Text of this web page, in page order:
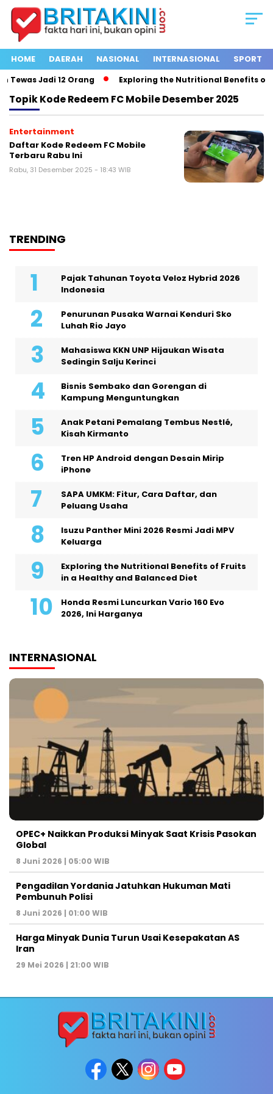
HOME DAERAH NASIONAL INTERNASIONAL SPORT
Jadi 12 Orang Exploring the Nutritional Benefits of
TopikKode Redeem FC Mobile Desember 2025
Entertainment
Daftar Kode Redeem FC Mobile
Terbaru Rabu Ini
Rabu, 31 Desember 2025 - 18:43 WIB
TRENDING
Pajak Tahunan Toyota Veloz Hybrid 2026
Indonesia
Penurunan Pusaka Warnai Kenduri Sko
Luhah Rio Jayo
Mahasiswa KKN UNP Hijaukan Wisata
Sedingin Salju Kerinci
Bisnis Sembako dan Gorengan di
Kampung Menguntungkan
Anak Petani Pemalang Tembus Nestlé,
Kisah Kirmanto
Tren HP Android dengan Desain Mirip
iPhone
SAPA UMKM: Fitur, Cara Daftar, dan
Peluang Usaha
Isuzu Panther Mini 2026 Resmi Jadi MPV
Keluarga
Exploring the Nutritional Benefits of Fruits
in a Healthy and Balanced Diet
Honda Resmi Luncurkan Vario 160 Evo
2026, Ini Harganya
INTERNASIONAL
OPEC+ Naikkan Produksi Minyak Saat Krisis Pasokan
Global
8 Juni 2026 | 05:00 WIB
Pengadilan Yordania Jatuhkan Hukuman Mati
Pembunuh Polisi
8 Juni 2026 | 01:00 WIB
Harga Minyak Dunia Turun Usai Kesepakatan AS
Iran
29 Mei 2026 | 21:00 WIB